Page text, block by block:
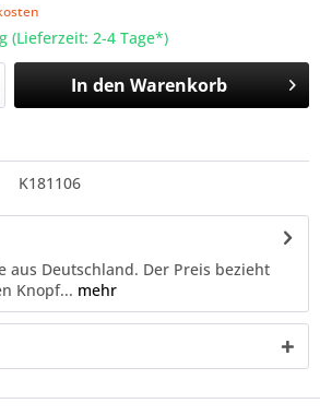
(Lieferzeit: 2-4 Tage*)
In den Warenkorb
K181106
aus Deutschland. Der Preis bezieht
Knopf... mehr